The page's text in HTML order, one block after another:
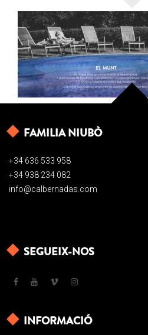
FAMILIA NIUBÒ
+34 636 533 958
+34 938 234 082
info@calbernadas.com
SEGUEIX-NOS
INFORMACIÓ